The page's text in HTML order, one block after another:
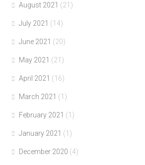
August 2021 (21)
July 2021 (14)
June 2021 (20)
May 2021 (21)
April 2021 (16)
March 2021 (1)
February 2021 (1)
January 2021 (1)
December 2020 (4)